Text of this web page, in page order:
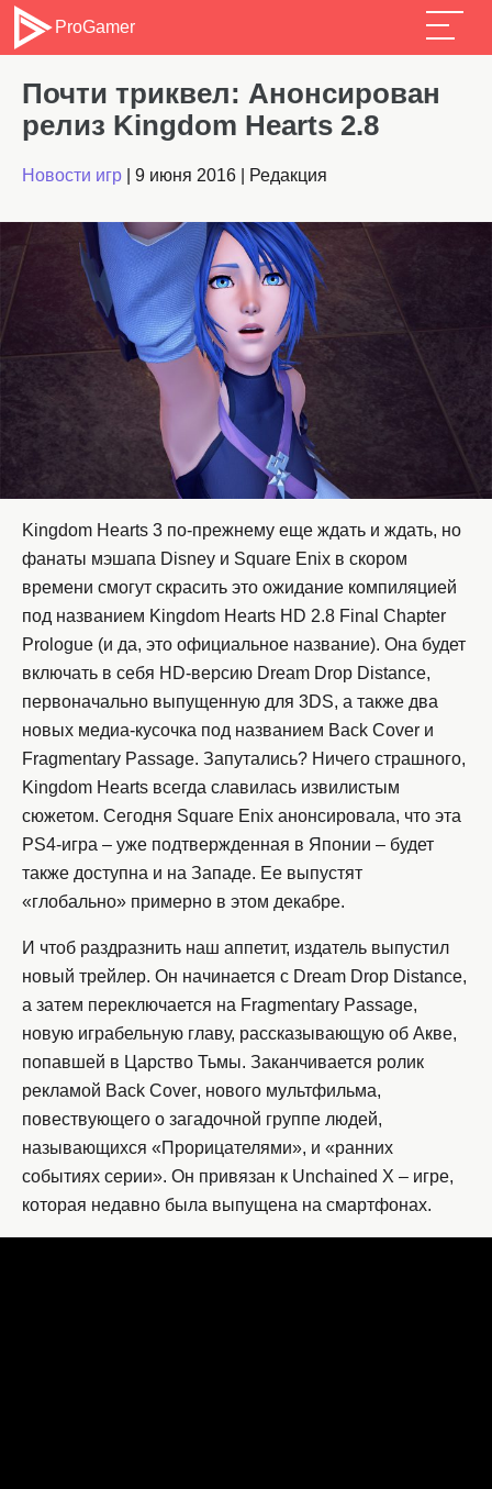
ProGamer
Почти триквел: Анонсирован
релиз Kingdom Hearts 2.8
Новости игр 9 июня 2016 Редакция
Kingdom Hearts 3 по-прежнему еще ждать и ждать, но
фанаты мэшапа Disney и Square Enix в скором
времени смогут скрасить это ожидание компиляцией
под названием Kingdom Hearts HD 2.8 Final Chapter
Prologue (и да, это официальное название). Она будет
включать в себя HD-версию Dream Drop Distance,
первоначально выпущенную для 3DS, а также два
новых медиа-кусочка под названием Back Cover и
Fragmentary Passage. Запутались? Ничего страшного,
Kingdom Hearts всегда славилась извилистым
сюжетом. Сегодня Square Enix анонсировала, что эта
PS4-игра – уже подтвержденная в Японии – будет
также доступна и на Западе. Ее выпустят
«глобально» примерно в этом декабре.
И чтоб раздразнить наш аппетит, издатель выпустил
новый трейлер. Он начинается с Dream Drop Distance,
а затем переключается на Fragmentary Passage,
новую играбельную главу, рассказывающую об Акве,
попавшей в Царство Тьмы. Заканчивается ролик
рекламой Back Cover, нового мультфильма,
повествующего о загадочной группе людей,
называющихся «Прорицателями», и «ранних
событиях серии». Он привязан к Unchained X – игре,
которая недавно была выпущена на смартфонах.